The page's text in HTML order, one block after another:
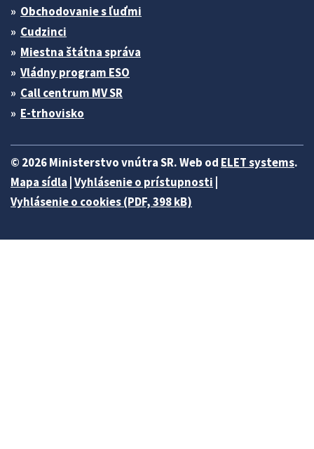
Obchodovanie s ľuďmi
Cudzinci
Miestna štátna správa
Vládny program ESO
Call centrum MV SR
E-trhovisko
© 2026 Ministerstvo vnútra SR. Web od ELET systems.
Mapa sídla Vyhlásenie o prístupnosti
Vyhlásenie o cookies (PDF, 398 kB)